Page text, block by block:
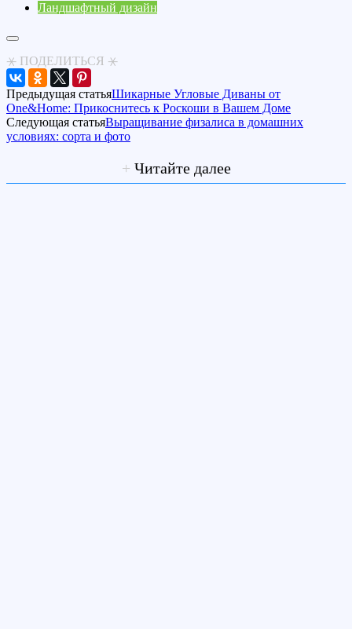
Ландшафтный дизайн
⚹ ПОДЕЛИТЬСЯ ⚹
Предыдущая статьяШикарные Угловые Диваны от
One&Home: Прикоснитесь к Роскоши в Вашем Доме
Следующая статьяВыращивание физалиса в домашних
условиях: сорта и фото
+ Читайте далее